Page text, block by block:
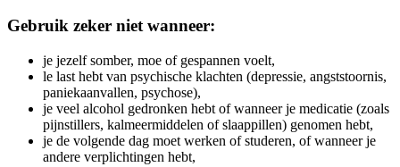
Gebruik zeker niet wanneer:
je jezelf somber, moe of gespannen voelt,
le last hebt van psychische klachten (depressie, angststoornis,
paniekaanvallen, psychose),
je veel alcohol gedronken hebt of wanneer je medicatie (zoals
pijnstillers, kalmeermiddelen of slaappillen) genomen hebt,
je de volgende dag moet werken of studeren, of wanneer je
andere verplichtingen hebt,